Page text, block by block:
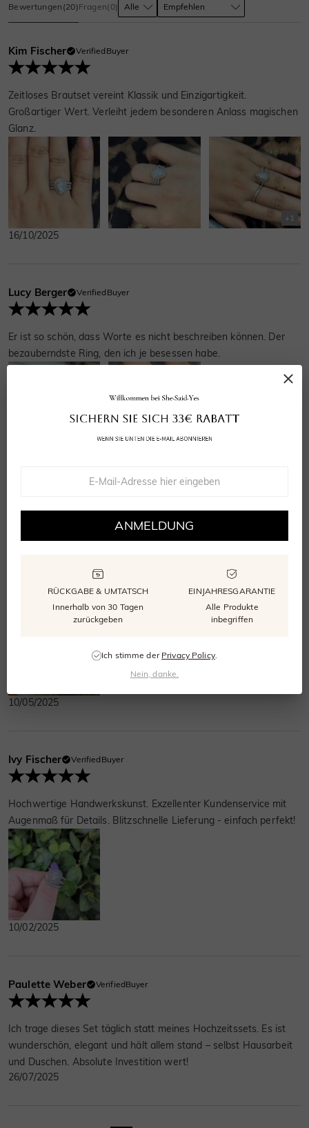
Bewertungen (20)Fragen( 0)
Kim Fischer VerifiedBuyer
Zeitloses Brautset vereint Klassik und Einzigartigkeit.
Großartiger Wert. Verleiht jedem besonderen Anlass magischen
Glanz.
+ 1
16/10/2025
Lucy Berger VerifiedBuyer
Er ist so schön, dass Worte es nicht beschreiben können. Der
bezauberndste Ring, den ich je besessen habe.
Ständige Komplimente. Perfekte Handwerkskunst - rundum
zufrieden!
10/05/2025
Ivy Fischer VerifiedBuyer
Hochwertige Handwerkskunst. Exzellenter Kundenservice mit
Augenmaß für Details. Blitzschnelle Lieferung - einfach perfekt!
10/02/2025
Paulette Weber VerifiedBuyer
Ich trage dieses Set täglich statt meines Hochzeitssets. Es ist
wunderschön, elegant und hält allem stand – selbst Hausarbeit
und Duschen. Absolute Investition wert!
26/07/2025
ANMELDUNG
RÜCKGABE & UMTATSCH
Innerhalb von 30 Tagen
zurückgeben
EINJAHRESGARANTIE
Alle Produkte
inbegriffen
Ich stimme der Privacy Policy.
Nein, danke.